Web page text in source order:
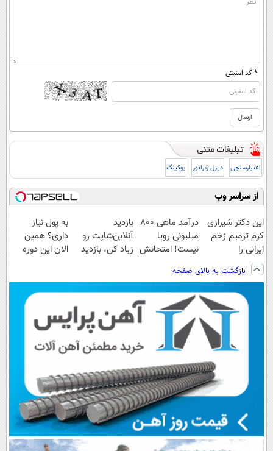
* کد امنیتی
اعتبارسنجی دیزل ژنراتور بوکینگ
از سراسر وب
این دکتر شیرازی
کرم ترمیم زخم
ایرانی را
ساخت!!!
درآمد ماهی 800
میلیونی رویا
نیست! امتحانش
بازدید
آنلاین‌شاپت رو
زیاد کن، بازدید
به پول نیاز
داری؟ همین
الان این دوره
بازگشت به بالای صفحه